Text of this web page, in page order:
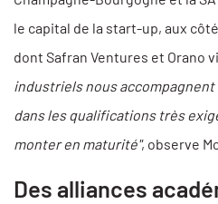
le capital de la start-up, aux
dont Safran Ventures et Orano
industriels nous
dans les qualifications très
monter en maturité", observe
Des alliances